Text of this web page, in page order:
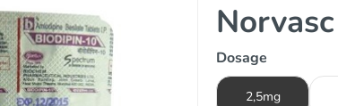
Norvasc
Dosage
2,5mg